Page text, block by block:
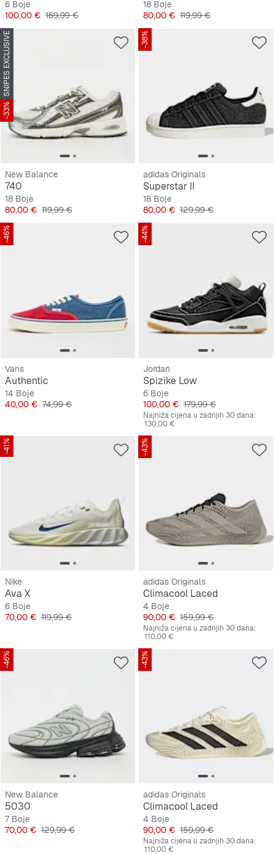
6 Boje
Cijena
100,00 € Originalna cijena
169,99 €
18 Boje
Cijena
80,00 € Originalna cijena
119,99 €
SNIPES EXCLUSIVE
-33%
New Balance
740
18 Boje
Cijena
80,00 € Originalna cijena
119,99 €
-38%
adidas Originals
Superstar II
18 Boje
Cijena
80,00 € Originalna cijena
129,99 €
-46%
Vans
Authentic
14 Boje
Cijena
40,00 € Originalna cijena
74,99 €
-44%
Jordan
Spizike Low
6 Boje
Cijena
100,00 € Originalna cijena
179,99 €
Najniža cijena u zadnjih 30 dana:
130,00 €
-41%
Nike
Ava X
6 Boje
Cijena
70,00 € Originalna cijena
119,99 €
-43%
adidas Originals
Climacool Laced
4 Boje
Cijena
90,00 € Originalna cijena
159,99 €
Najniža cijena u zadnjih 30 dana:
110,00 €
-46%
New Balance
5030
7 Boje
Cijena
70,00 € Originalna cijena
129,99 €
-43%
adidas Originals
Climacool Laced
4 Boje
Cijena
90,00 € Originalna cijena
159,99 €
Najniža cijena u zadnjih 30 dana:
110,00 €